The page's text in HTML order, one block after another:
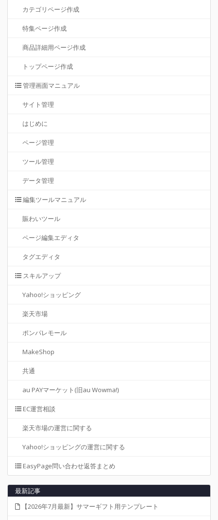
カテゴリページ作成
特集ページ作成
商品詳細用ページ作成
トップページ作成
管理画面マニュアル
サイト管理
はじめに
ページ管理
ツール管理
データ管理
編集ツールマニュアル
賑わいツール
ページ編集エディタ
タグエディタ
スキルアップ
Yahoo!ショッピング
楽天市場
ポンパレモール
MakeShop
共通
au PAYマーケット(旧au Wowma!)
EC運営相談
楽天市場の運営に関する
Yahoo!ショッピングの運営に関する
EasyPage問い合わせ返答まとめ
最新記事
【2026年7月最新】サマーギフト用テンプレート